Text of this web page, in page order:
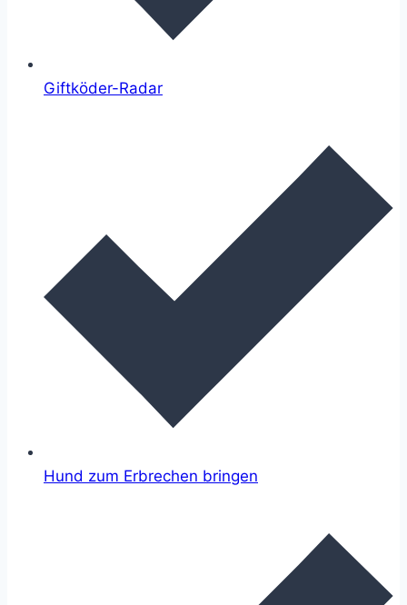
Giftköder-Radar
Hund zum Erbrechen bringen